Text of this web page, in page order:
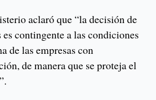
aclaró que “la decisión de
contingente a las condiciones
de las empresas con
de manera que se proteja el